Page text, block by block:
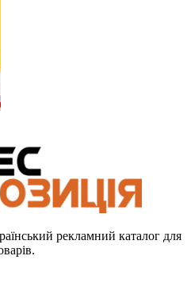
рекламний каталог для